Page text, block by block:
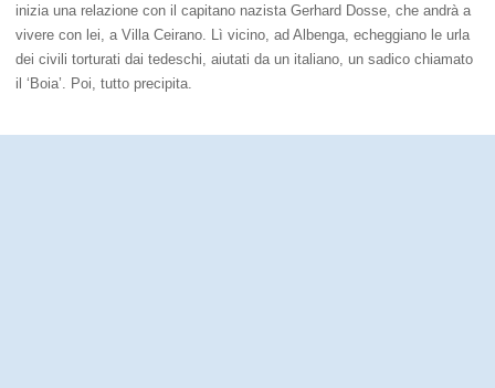
inizia una relazione con il capitano nazista Gerhard Dosse, che andrà a
vivere con lei, a Villa Ceirano. Lì vicino, ad Albenga, echeggiano le urla
dei civili torturati dai tedeschi, aiutati da un italiano, un sadico chiamato
il ‘Boia’. Poi, tutto precipita.